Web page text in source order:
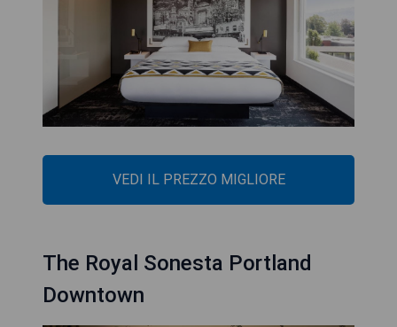
VEDI IL PREZZO MIGLIORE
The Royal Sonesta Portland
Downtown